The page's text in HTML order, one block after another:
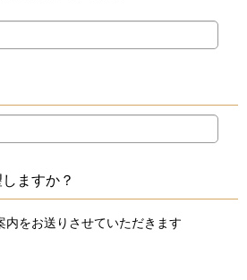
ますか？
内をお送りさせていただきます